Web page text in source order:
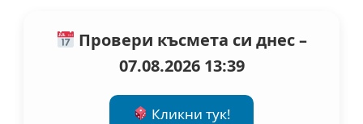
Провери късмета си днес –
07.08.2026 13:39
Кликни тук!